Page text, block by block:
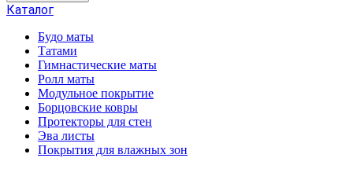
Каталог
Будо маты
Татами
Гимнастические маты
Ролл маты
Модульное покрытие
Борцовские ковры
Протекторы для стен
Эва листы
Покрытия для влажных зон